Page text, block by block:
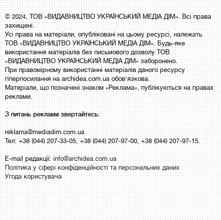
© 2024, ТОВ «ВИДАВНИЦТВО УКРАЇНСЬКИЙ МЕДІА ДІМ». Всі права
захищені.
Усі права на матеріали, опубліковані на цьому ресурсі, належать
ТОВ «ВИДАВНИЦТВО УКРАЇНСЬКИЙ МЕДІА ДІМ». Будь-яке
використання матеріалів без письмового дозволу ТОВ
«ВИДАВНИЦТВО УКРАЇНСЬКИЙ МЕДІА ДІМ» заборонено.
При правомірному використанні матеріалів даного ресурсу
гіперпосилання на archidea.com.ua обов'язкова.
Матеріали, що позначені знаком «Реклама», публікуються на правах
реклами.
З питань реклами звертайтесь:
reklama@mediadim.com.ua
Тел: +38 (044) 207-33-05, +38 (044) 207-97-00, +38 (044) 207-97-15.
E-mail редакції:info@archidea.com.ua
Політика у сфері конфіденційності та персональних даних
Угода користувача